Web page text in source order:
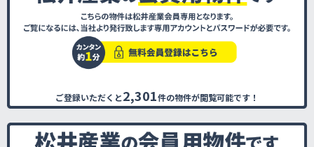
ご登録いただくと2,301件の物件が閲覧可能です！